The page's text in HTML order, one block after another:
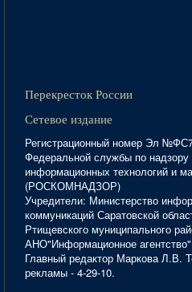
Перекресток России
Сетевое издание
Регистрационный номер Эл
Федеральной службы по
информационных технологий и
(РОСКОМНАДЗОР)
Учредители: Министерство
коммуникаций Саратовской
Ртищевского муниципального
АНО"Информационное
Главный редактор Маркова Л.В.
рекламы - 4-29-10.